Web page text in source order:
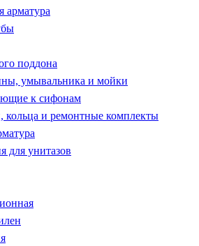
арматура
поддона
умывальника и мойки
к сифонам
кольца и ремонтные комплекты
для унитазов